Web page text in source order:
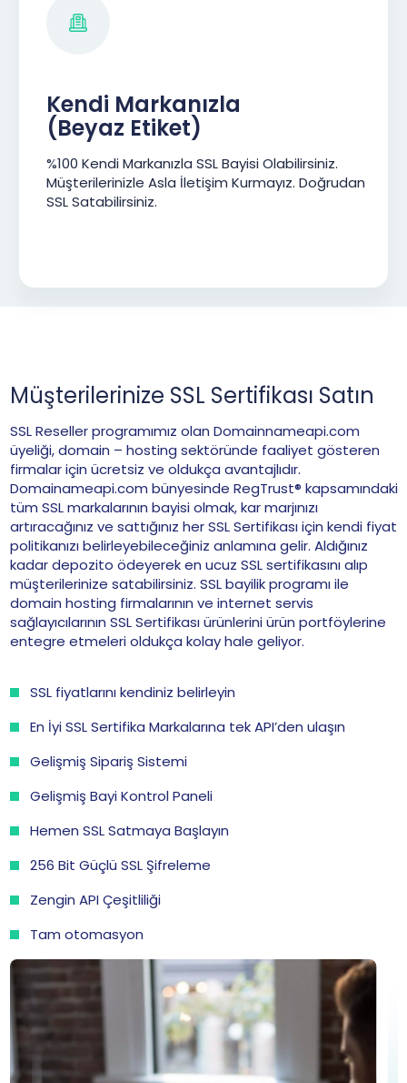
Kendi Markanızla
(Beyaz Etiket)
%100 Kendi Markanızla SSL Bayisi Olabilirsiniz.
Müşterilerinizle Asla İletişim Kurmayız. Doğrudan
SSL Satabilirsiniz.
Müşterilerinize SSL Sertifikası Satın
SSL Reseller programımız olan Domainnameapi.com
üyeliği, domain – hosting sektöründe faaliyet gösteren
firmalar için ücretsiz ve oldukça avantajlıdır.
Domainameapi.com bünyesinde RegTrust® kapsamındaki
tüm SSL markalarının bayisi olmak, kar marjınızı
artıracağınız ve sattığınız her SSL Sertifikası için kendi fiyat
politikanızı belirleyebileceğiniz anlamına gelir. Aldığınız
kadar depozito ödeyerek en ucuz SSL sertifikasını alıp
müşterilerinize satabilirsiniz. SSL bayilik programı ile
domain hosting firmalarının ve internet servis
sağlayıcılarının SSL Sertifikası ürünlerini ürün portföylerine
entegre etmeleri oldukça kolay hale geliyor.
SSL fiyatlarını kendiniz belirleyin
En İyi SSL Sertifika Markalarına tek API’den ulaşın
Gelişmiş Sipariş Sistemi
Gelişmiş Bayi Kontrol Paneli
Hemen SSL Satmaya Başlayın
256 Bit Güçlü SSL Şifreleme
Zengin API Çeşitliliği
Tam otomasyon